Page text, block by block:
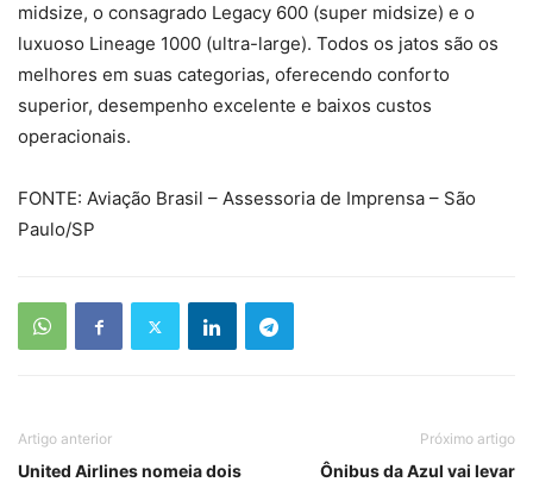
midsize, o consagrado Legacy 600 (super midsize) e o
luxuoso Lineage 1000 (ultra-large). Todos os jatos são os
melhores em suas categorias, oferecendo conforto
superior, desempenho excelente e baixos custos
operacionais.
FONTE: Aviação Brasil – Assessoria de Imprensa – São
Paulo/SP
Artigo anterior
United Airlines nomeia dois
Próximo artigo
Ônibus da Azul vai levar